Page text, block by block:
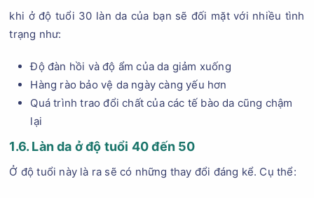
khi ở độ tuổi 30 làn da của bạn sẽ đối mặt với nhiều tình
trạng như:
Độ đàn hồi và độ ẩm của da giảm xuống
Hàng rào bảo vệ da ngày càng yếu hơn
Quá trình trao đổi chất của các tế bào da cũng chậm
lại
1.6. Làn da ở độ tuổi 40 đến 50
Ở độ tuổi này là ra sẽ có những thay đổi đáng kể. Cụ thể: